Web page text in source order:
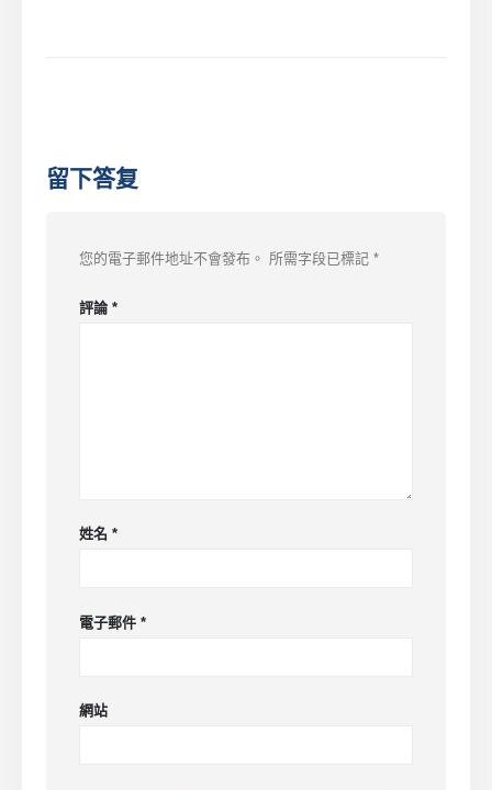
留下答复
您的電子郵件地址不會發布。 所需字段已標記*
評論*
姓名*
電子郵件*
網站